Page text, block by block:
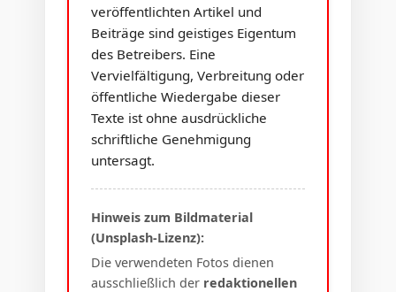
veröffentlichten Artikel und
Beiträge sind geistiges Eigentum
des Betreibers. Eine
Vervielfältigung, Verbreitung oder
öffentliche Wiedergabe dieser
Texte ist ohne ausdrückliche
schriftliche Genehmigung
untersagt.
Hinweis zum Bildmaterial
(Unsplash-Lizenz):
Die verwendeten Fotos dienen
ausschließlich der redaktionellen